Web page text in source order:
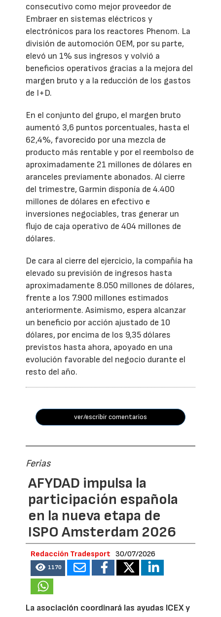
consecutivo como mejor proveedor de
Embraer en sistemas eléctricos y
electrónicos para los reactores Phenom. La
división de automoción OEM, por su parte,
elevó un 1% sus ingresos y volvió a
beneficios operativos gracias a la mejora del
margen bruto y a la reducción de los gastos
de I+D.
En el conjunto del grupo, el margen bruto
aumentó 3,6 puntos porcentuales, hasta el
62,4%, favorecido por una mezcla de
producto más rentable y por el reembolso de
aproximadamente 21 millones de dólares en
aranceles previamente abonados. Al cierre
del trimestre, Garmin disponía de 4.400
millones de dólares en efectivo e
inversiones negociables, tras generar un
flujo de caja operativo de 404 millones de
dólares.
De cara al cierre del ejercicio, la compañía ha
elevado su previsión de ingresos hasta
aproximadamente 8.050 millones de dólares,
frente a los 7.900 millones estimados
anteriormente. Asimismo, espera alcanzar
un beneficio por acción ajustado de 10
dólares, por encima de los 9,35 dólares
previstos hasta ahora, apoyado en una
evolución favorable del negocio durante el
resto del año.
ver/escribir comentarios
Ferias
AFYDAD impulsa la
participación española
en la nueva etapa de
ISPO Amsterdam 2026
Redacción Tradesport 30/07/2026
1170
La asociación coordinará las ayudas ICEX y